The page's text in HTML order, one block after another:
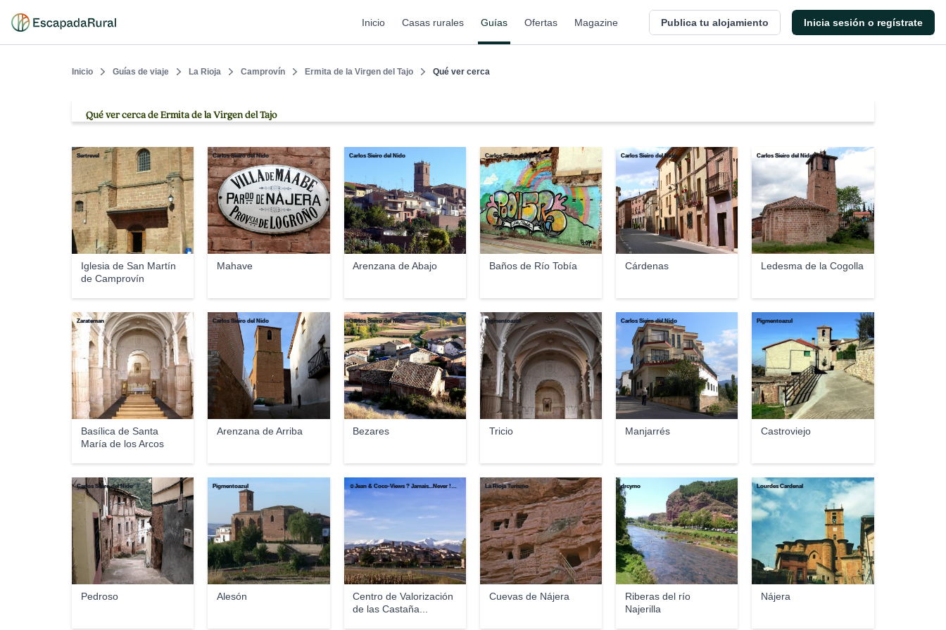
Inicio Casas rurales Guías Ofertas Magazine Publica tu alojamiento Inicia sesión o regístrate
Inicio Guías de viaje La Rioja Camprovín Ermita de la Virgen del Tajo Qué ver cerca
Qué ver cerca de Ermita de la Virgen del Tajo
Iglesia de San Martín
de Camprovín
Sertrevel
Mahave
Carlos Sieiro del Nido
Arenzana de Abajo
Carlos Sieiro del Nido
Baños de Río Tobía
Carlos Sieiro del Nido
Cárdenas
Carlos Sieiro del Nido
Ledesma de la Cogolla
Carlos Sieiro del Nido
Basílica de Santa
María de los Arcos
Zarateman
Arenzana de Arriba
Carlos Sieiro del Nido
Bezares
Carlos Sieiro del Nido
Tricio
Pigmentoazul
Manjarrés
Carlos Sieiro del Nido
Castroviejo
Pigmentoazul
Pedroso
Carlos Sieiro del Nido
Alesón
Pigmentoazul
Centro de Valorización
de las Castaña...
☺Jean & Coco-Views ? Jamais...Never !!!☺
Cuevas de Nájera
La Rioja Turismo
Riberas del río
Najerilla
drcymo
Nájera
Lourdes Cardenal